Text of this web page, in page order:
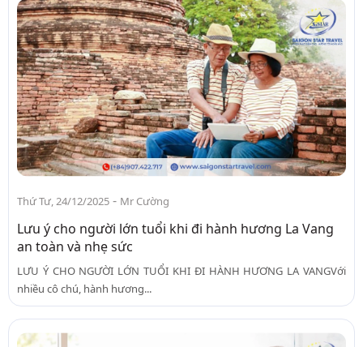
Thứ Tư, 24/12/2025 - Mr Cường
Lưu ý cho người lớn tuổi khi đi hành hương La Vang
an toàn và nhẹ sức
LƯU Ý CHO NGƯỜI LỚN TUỔI KHI ĐI HÀNH HƯƠNG LA VANGVới
nhiều cô chú, hành hương...